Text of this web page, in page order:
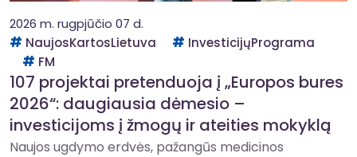
2026 m. rugpjūčio 07 d.
NaujosKartosLietuva
InvesticijųPrograma
FM
107 projektai pretenduoja į „Europos bures
2026“: daugiausia dėmesio –
investicijoms į žmogų ir ateities mokyklą
Naujos ugdymo erdvės, pažangūs medicinos